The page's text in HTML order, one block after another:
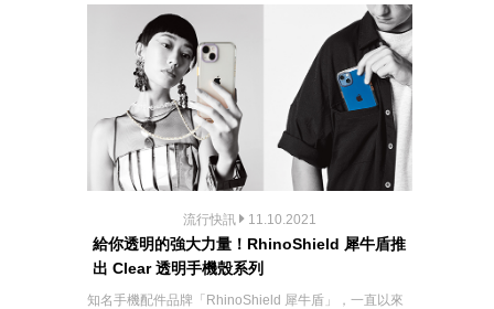
流行快訊 11.10.2021
給你透明的強大力量！RhinoShield 犀牛盾推
出 Clear 透明手機殼系列
知名手機配件品牌「RhinoShield 犀牛盾」，一直以來